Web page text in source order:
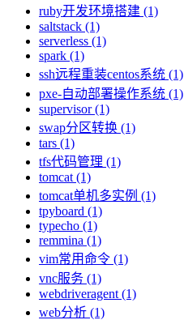
ruby开发环境搭建 (1)
saltstack (1)
serverless (1)
spark (1)
ssh远程重装centos系统 (1)
pxe-自动部署操作系统 (1)
supervisor (1)
swap分区转换 (1)
tars (1)
tfs代码管理 (1)
tomcat (1)
tomcat单机多实例 (1)
tpyboard (1)
typecho (1)
remmina (1)
vim常用命令 (1)
vnc服务 (1)
webdriveragent (1)
web分析 (1)